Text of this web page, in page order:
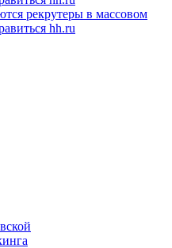
рекрутеры в массовом
hh.ru